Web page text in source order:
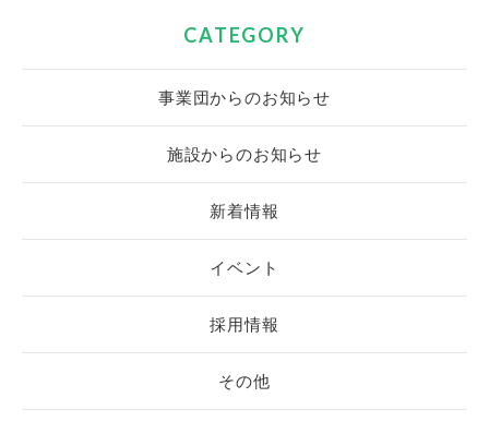
CATEGORY
事業団からのお知らせ
施設からのお知らせ
新着情報
イベント
採用情報
その他